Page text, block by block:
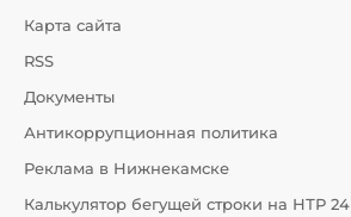
Карта сайта
RSS
Документы
Антикоррупционная политика
Реклама в Нижнекамске
Калькулятор бегущей строки на НТР 24